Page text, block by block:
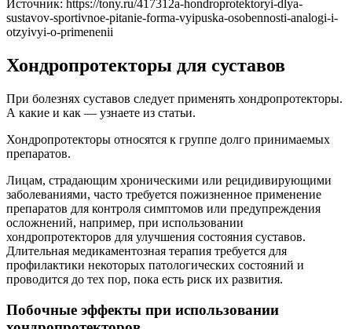
Источник: https://tony.ru/417312a-hondroprotektoryi-dlya-
sustavov-sportivnoe-pitanie-forma-vyipuska-osobennosti-analogi-i-
otzyivyi-o-primenenii
Хондропротекторы для суставов
При болезнях суставов следует применять хондропротекторы.
А какие и как — узнаете из статьи.
Хондропротекторы относятся к группе долго принимаемых
препаратов.
Лицам, страдающим хроническими или рецидивирующими
заболеваниями, часто требуется пожизненное применение
препаратов для контроля симптомов или предупреждения
осложнений, например, при использовании
хондропротекторов для улучшения состояния суставов.
Длительная медикаментозная терапия требуется для
профилактики некоторых патологических состояний и
проводится до тех пор, пока есть риск их развития.
Побочные эффекты при использовании